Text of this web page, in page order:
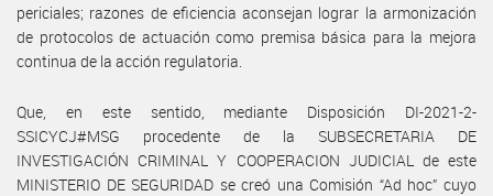
periciales; razones de eficiencia aconsejan lograr la armonización
de protocolos de actuación como premisa básica para la mejora
continua de la acción regulatoria.
Que, en este sentido, mediante Disposición DI-2021-2-
SSICYCJ#MSG procedente de la SUBSECRETARIA DE
INVESTIGACIÓN CRIMINAL Y COOPERACION JUDICIAL de este
MINISTERIO DE SEGURIDAD se creó una Comisión “Ad hoc” cuyo